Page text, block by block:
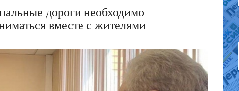
дороги необходимо
вместе с жителями